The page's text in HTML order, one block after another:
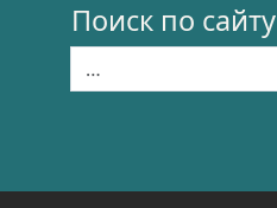
Поиск по сайту